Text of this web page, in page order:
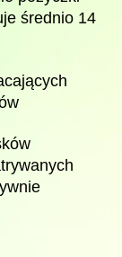
średnio 14